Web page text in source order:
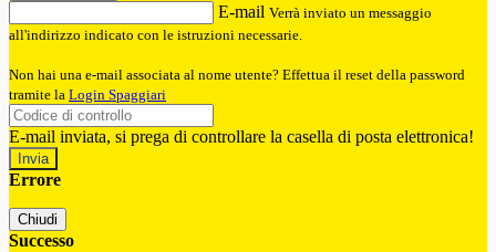
E-mail Verrà inviato un messaggio
all'indirizzo indicato con le istruzioni necessarie.
Non hai una e-mail associata al nome utente? Effettua il reset della password
tramite la Login Spaggiari
E-mail inviata, si prega di controllare la casella di posta elettronica!
Errore
Chiudi
Successo